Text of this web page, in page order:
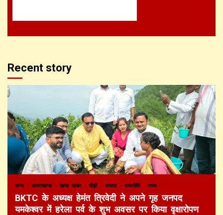
Recent story
अन्य उत्तराखण्ड खास खबर पौड़ी भाजपा राजनीति राज्य
BKTC के अध्यक्ष हेमंत त्रिवेदी ने अपने गृह जनपद
यमकेश्वर में हरेला पर्व के शुभ अवसर पर किया वृक्षारोपण